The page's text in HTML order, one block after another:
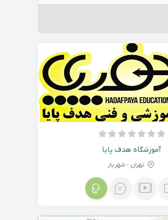
آموزشگاه هدف پایا
تهران - شهريار